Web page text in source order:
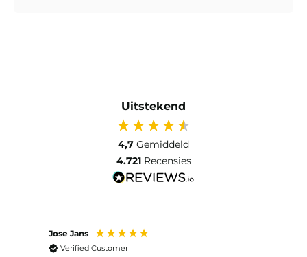
Uitstekend
4,7 Gemiddeld
4.721 Recensies
Jose Jans
Verified Customer